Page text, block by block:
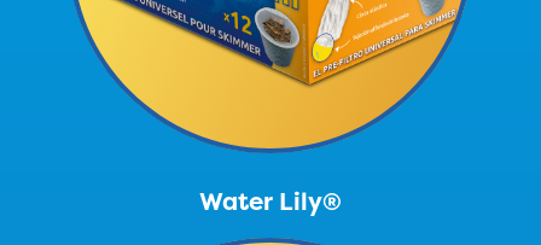
Water Lily®